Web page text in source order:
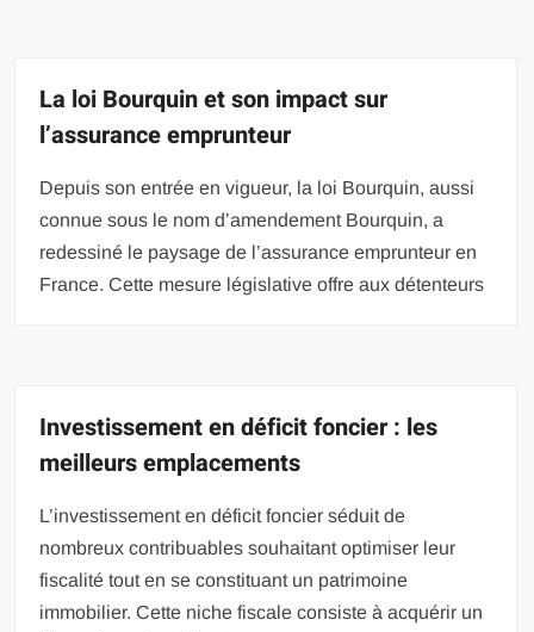
La loi Bourquin et son impact sur
l’assurance emprunteur
Depuis son entrée en vigueur, la loi Bourquin, aussi
connue sous le nom d’amendement Bourquin, a
redessiné le paysage de l’assurance emprunteur en
France. Cette mesure législative offre aux détenteurs
Investissement en déficit foncier : les
meilleurs emplacements
L’investissement en déficit foncier séduit de
nombreux contribuables souhaitant optimiser leur
fiscalité tout en se constituant un patrimoine
immobilier. Cette niche fiscale consiste à acquérir un